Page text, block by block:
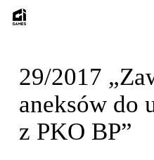
Skip
29/2017
aneksów do
z PKO BP”